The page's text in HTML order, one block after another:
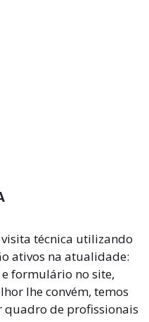
técnica utilizando
ativos na atualidade:
formulário no site,
lhe convém, temos
quadro de profissionais